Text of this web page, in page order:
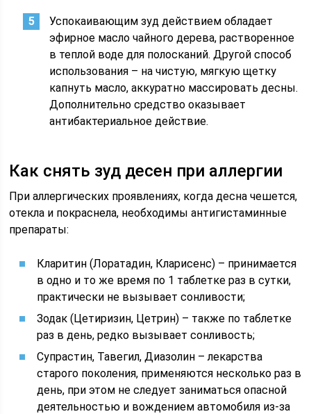
Успокаивающим зуд действием обладает
эфирное масло чайного дерева, растворенное
в теплой воде для полосканий. Другой способ
использования – на чистую, мягкую щетку
капнуть масло, аккуратно массировать десны.
Дополнительно средство оказывает
антибактериальное действие.
Как снять зуд десен при аллергии
При аллергических проявлениях, когда десна чешется,
отекла и покраснела, необходимы антигистаминные
препараты:
Кларитин (Лоратадин, Кларисенс) – принимается
в одно и то же время по 1 таблетке раз в сутки,
практически не вызывает сонливости;
Зодак (Цетиризин, Цетрин) – также по таблетке
раз в день, редко вызывает сонливость;
Супрастин, Тавегил, Диазолин – лекарства
старого поколения, применяются несколько раз в
день, при этом не следует заниматься опасной
деятельностью и вождением автомобиля из-за